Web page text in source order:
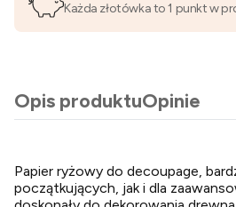
Każda złotówka to 1 punkt w
Opis produktuOpinie
Papier ryżowy do decoupage,
początkujących, jak i dla